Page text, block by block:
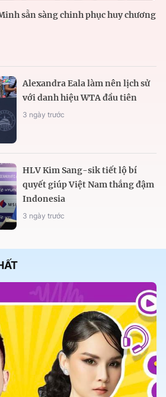
sẵn sàng chinh phục huy chương
Alexandra Eala làm nên lịch sử
với danh hiệu WTA đầu tiên
3 ngày trước
HLV Kim Sang-sik tiết lộ bí
quyết giúp Việt Nam thắng đậm
Indonesia
3 ngày trước